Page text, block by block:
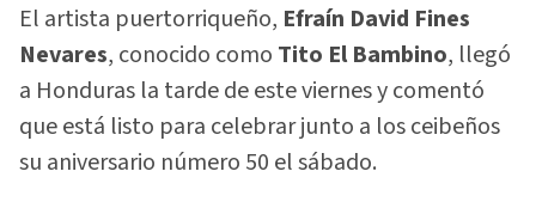
El artista puertorriqueño, Efraín David Fines
Nevares, conocido como Tito El Bambino, llegó
a Honduras la tarde de este viernes y comentó
que está listo para celebrar junto a los ceibeños
su aniversario número 50 el sábado.